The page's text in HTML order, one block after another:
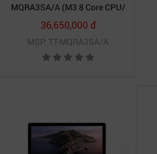
MQRA3SA/A (M3 8 Core CPU/
8GB/ 256GB SSD/ 8 core GPU/
Green)
36,650,000 đ
MSP: TT-MQRA3SA/A